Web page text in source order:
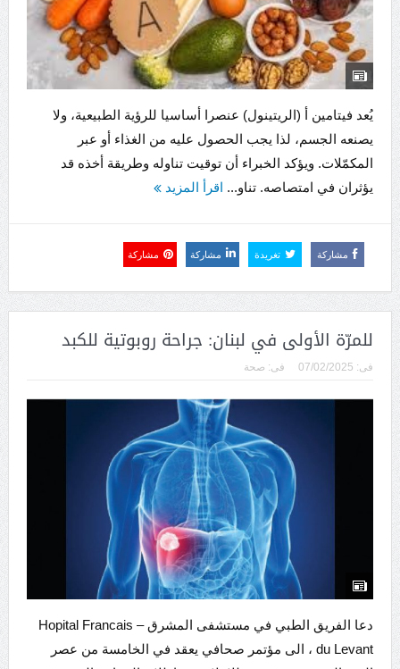
يُعد فيتامين أ (الريتينول) عنصرا أساسيا للرؤية الطبيعية، ولا
يصنعه الجسم، لذا يجب الحصول عليه من الغذاء أو عبر
المكمّلات. ويؤكد الخبراء أن توقيت تناوله وطريقة أخذه قد
يؤثران في امتصاصه. تناو... اقرأ المزيد
مشاركة تغريدة مشاركة مشاركة
للمرّة الأولى في لبنان: جراحة روبوتية للكبد
فى: 07/02/2025 فى: صحة
دعا الفريق الطبي في مستشفى المشرق – Hopital Francais
du Levant ، الى مؤتمر صحافي يعقد في الخامسة من عصر